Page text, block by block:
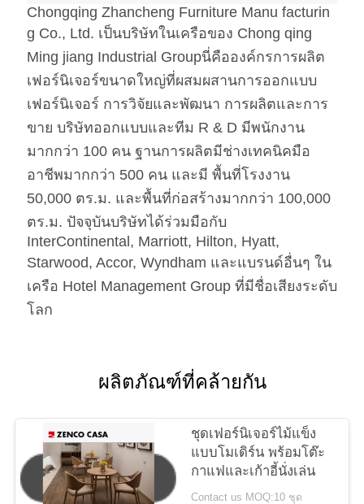
ฮาร์แวร์Hafele / Blum Archie และ Hettich
โฟม
โฟมความหนาแน่นสูง
ผ้า
ผ้า / หนัง Pu / หนังแท้ / หนังไมโคร
ไฟเบอร์ มาตรฐาน CA117 หรือ
BS5852 Standardire Resistant
ผิวกระจก ไร้รอยนิ้วมือ
หินอ่อน
Natural Engineered ระบุโดยลูกค้า
Chongqing Zhancheng Furniture Manu facturin
g Co., Ltd. เป็นบริษัทในเครือของ Chong qing
Ming jiang Industrial Groupนี่คือองค์กรการผลิต
เฟอร์นิเจอร์ขนาดใหญ่ที่ผสมผสานการออกแบบ
เฟอร์นิเจอร์ การวิจัยและพัฒนา การผลิตและการ
ขาย บริษัทออกแบบและทีม R & D มีพนักงาน
มากกว่า 100 คน ฐานการผลิตมีช่างเทคนิคมือ
อาชีพมากกว่า 500 คน และมี พื้นที่โรงงาน
50,000 ตร.ม. และพื้นที่ก่อสร้างมากกว่า 100,000
ตร.ม. ปัจจุบันบริษัทได้ร่วมมือกับ
InterContinental, Marriott, Hilton, Hyatt,
Starwood, Accor, Wyndham และแบรนด์อื่นๆ ใน
เครือ Hotel Management Group ที่มีชื่อเสียงระดับ
โลก
ผลิตภัณฑ์ที่คล้ายกัน
ชุดเฟอร์นิเจอร์ไม้แข็ง
แบบโมเดิร์น พร้อมโต๊ะ
กาแฟและเก้าอี้นั่งเล่น
Contact us MOQ:10 ชุด